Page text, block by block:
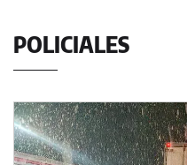
POLICIALES